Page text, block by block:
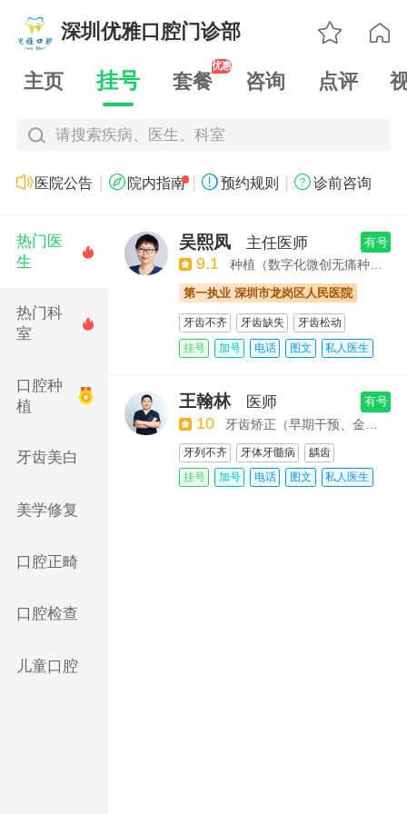
深圳优雅口腔门诊部  
主页 挂号 套餐
优惠
咨询 点评
请搜索疾病、医生、科室
 医院公告  院内指南 预约规则 诊前咨询
热门医
生

热门科
室

口腔种
植
牙齿美白
美学修复
口腔正畸
口腔检查
儿童口腔
吴熙凤 主任医师 有号
9.1
第一执业 深圳市龙岗区人民医院
牙齿不齐 牙齿缺失
牙齿松动
全口种植
即刻种植
自锁托槽矫正
全口义齿及各种活动义齿修复
挂号 加号 电话 图文 私人医生
王翰林 医师 有号
10
牙列不齐 牙体牙髓病
龋齿
牙龈出血
根管治疗
挂号 加号 电话 图文 私人医生